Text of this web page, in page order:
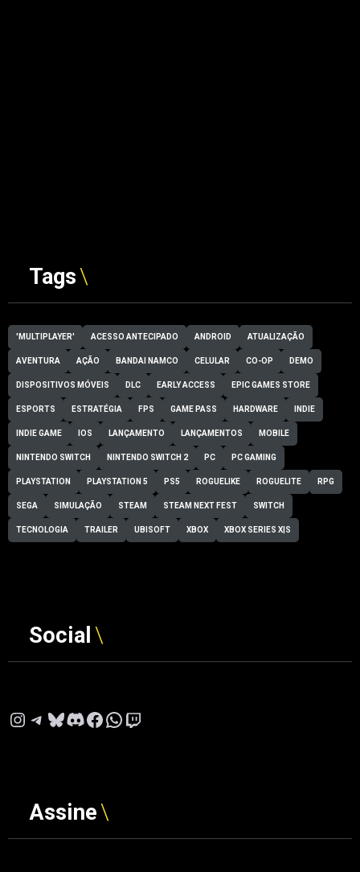
Tags
'MULTIPLAYER' ACESSO ANTECIPADO ANDROID ATUALIZAÇÃO
AVENTURA AÇÃO BANDAI NAMCO CELULAR CO-OP DEMO
DISPOSITIVOS MÓVEIS DLC EARLY ACCESS EPIC GAMES STORE
ESPORTS ESTRATÉGIA FPS GAME PASS HARDWARE INDIE
INDIE GAME IOS LANÇAMENTO LANÇAMENTOS MOBILE
NINTENDO SWITCH NINTENDO SWITCH 2 PC PC GAMING
PLAYSTATION PLAYSTATION 5 PS5 ROGUELIKE ROGUELITE RPG
SEGA SIMULAÇÃO STEAM STEAM NEXT FEST SWITCH
TECNOLOGIA TRAILER UBISOFT XBOX XBOX SERIES X|S
Social
Instagram
Telegram
Bluesky
Discord
Facebook
WhatsApp
Twitch
Assine